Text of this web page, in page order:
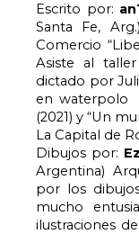
Escrito por:
Santa Fe,
Comercio
Asiste al
dictado por
en waterpolo
(2021) y “Un
La Capital de
Dibujos por:
Argentina)
por los
mucho
ilustraciones